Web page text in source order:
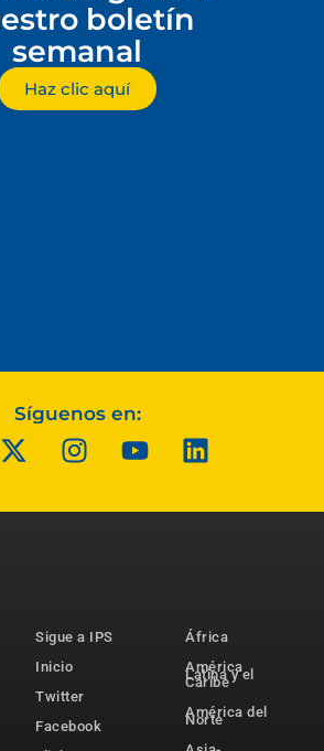
boletín
semanal
Haz clic aquí
Síguenos en:
Sigue a IPS
Inicio
Twitter
Facebook
África
América
Latina y el
Caribe
América del
Norte